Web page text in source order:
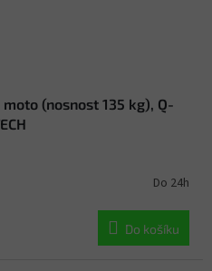
(nosnost 135 kg), Q-
Do 24h
Do košíku